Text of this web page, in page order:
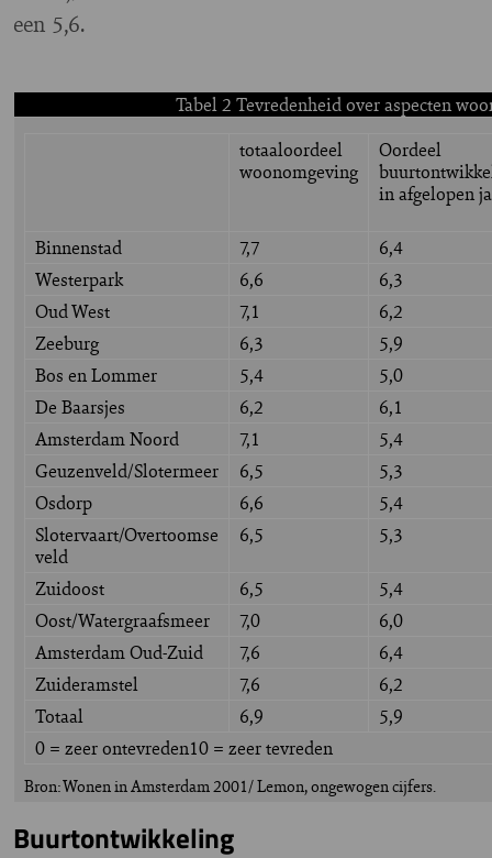
een 5,6.
Tabel 2 Tevredenheid over aspecten
totaaloordeel
woonomgeving
Oordeel
in afgelopen
Binnenstad 7,7
6,4
Westerpark
6,6
6,3
Oud West
7,1
6,2
Zeeburg
6,3
5,9
Bos en Lommer
5,4
5,0
De Baarsjes
6,2
6,1
Amsterdam Noord
7,1
5,4
Geuzenveld/Slotermeer
6,5
5,3
Osdorp
6,6
5,4
Slotervaart/Overtoomse
veld
6,5 5,3
Zuidoost 6,5
5,4
Oost/Watergraafsmeer
7,0
6,0
Amsterdam Oud-Zuid
7,6
6,4
Zuideramstel
7,6
6,2
Totaal
6,9
5,9
0 = zeer ontevreden10 = zeer tevreden
Bron: Wonen in Amsterdam 2001/ Lemon, ongewogen cijfers.
Buurtontwikkeling